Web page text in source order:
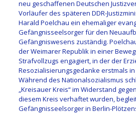
neu geschaffenen Deutschen
Vorläufer des späteren DDR-
Harald Poelchau ein ehemaliger
Gefängnisseelsorger für den
Gefängniswesens zuständig.
der Weimarer Republik in einer
Strafvollzugs engagiert, in der der
Resozialisierungsgedanke erstmals
Während des Nationalsozialismus
„Kreisauer Kreis“ im Widerstand
diesem Kreis verhaftet wurden,
Gefängnisseelsorger in Berlin-